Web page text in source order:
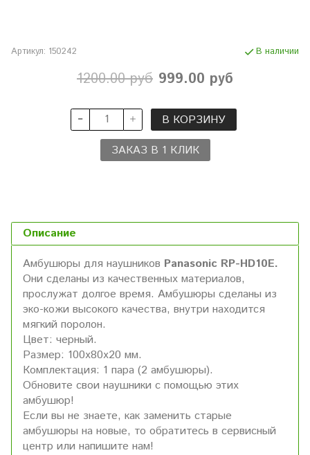
Артикул: 150242 В наличии
1200.00 руб 999.00 руб
В КОРЗИНУ
ЗАКАЗ В 1 КЛИК
Описание
Амбушюры для наушников Panasonic RP-HD10E.
Они сделаны из качественных материалов,
прослужат долгое время. Амбушюры сделаны из
эко-кожи высокого качества, внутри находится
мягкий поролон.
Цвет: черный.
Размер: 100х80х20 мм.
Комплектация: 1 пара (2 амбушюры).
Обновите свои наушники с помощью этих
амбушюр!
Если вы не знаете, как заменить старые
амбушюры на новые, то обратитесь в сервисный
центр или напишите нам!